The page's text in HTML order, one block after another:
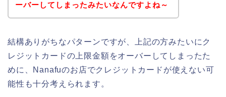
ーバーしてしまったみたいなんですよね～
結構ありがちなパターンですが、上記の方みたいにク
レジットカードの上限金額をオーバーしてしまったた
めに、Nanafuのお店でクレジットカードが使えない可
能性も十分考えられます。